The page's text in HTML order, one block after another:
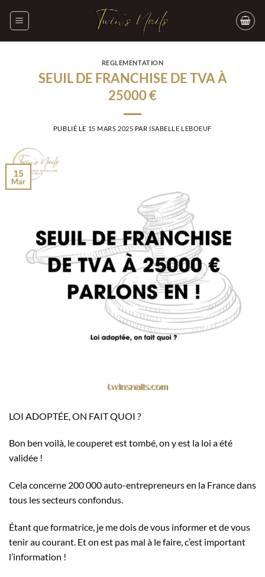
REGLEMENTATION
SEUIL DE FRANCHISE DE TVA À
25000 €
PUBLIÉ LE 15 MARS 2025 PAR ISABELLE LEBOEUF
15
Mar
LOI ADOPTÉE, ON FAIT QUOI ?
Bon ben voilà, le couperet est tombé, on y est la loi a été
validée !
Cela concerne 200 000 auto-entrepreneurs en la France dans
tous les secteurs confondus.
Étant que formatrice, je me dois de vous informer et de vous
tenir au courant. Et on est pas mal à le faire, c’est important
l’information !